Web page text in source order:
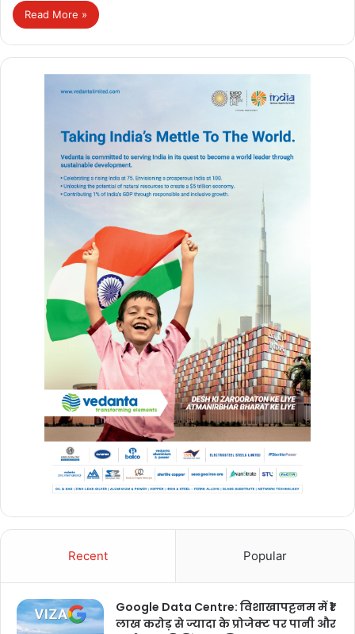
Read More »
Recent Popular
Google Data Centre: विशाखापट्टनम में ₹1
लाख करोड़ से ज्यादा के प्रोजेक्ट पर पानी और